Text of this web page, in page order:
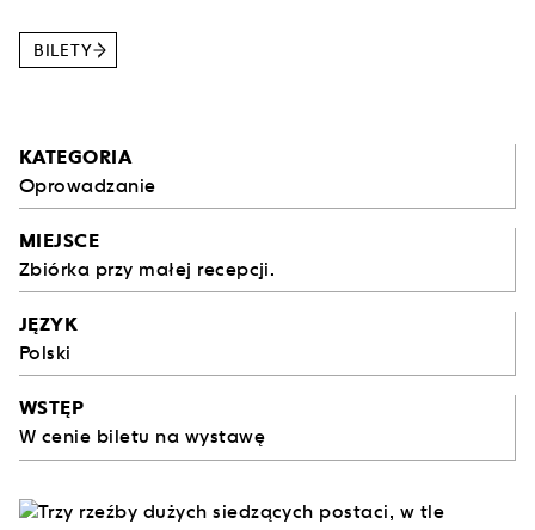
BILETY
KATEGORIA
Oprowadzanie
MIEJSCE
Zbiórka przy małej recepcji.
JĘZYK
Polski
WSTĘP
W cenie biletu na wystawę